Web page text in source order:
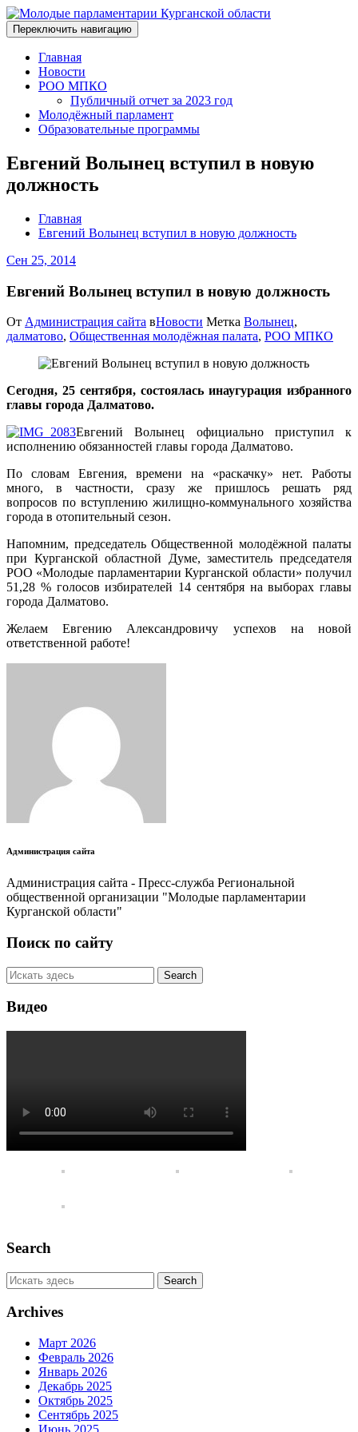
Переключить навигацию
Главная
Новости
РОО МПКО
Публичный отчет за 2023 год
Молодёжный парламент
Образовательные программы
Евгений Волынец вступил в новую
должность
Главная
Евгений Волынец вступил в новую должность
Сен 25, 2014
Евгений Волынец вступил в новую должность
От Администрация сайта вНовости Метка Волынец,
далматово, Общественная молодёжная палата, РОО МПКО
Сегодня, 25 сентября, состоялась инаугурация избранного
главы города Далматово.
Евгений Волынец официально приступил к
исполнению обязанностей главы города Далматово.
По словам Евгения, времени на «раскачку» нет. Работы
много, в частности, сразу же пришлось решать ряд
вопросов по вступлению жилищно-коммунального хозяйства
города в отопительный сезон.
Напомним, председатель Общественной молодёжной палаты
при Курганской областной Думе, заместитель председателя
РОО «Молодые парламентарии Курганской области» получил
51,28 % голосов избирателей 14 сентября на выборах главы
города Далматово.
Желаем Евгению Александровичу успехов на новой
ответственной работе!
Администрация сайта
Администрация сайта - Пресс-служба Региональной
общественной организации "Молодые парламентарии
Курганской области"
Поиск по сайту
Видео
Search
Archives
Март 2026
Февраль 2026
Январь 2026
Декабрь 2025
Октябрь 2025
Сентябрь 2025
Июнь 2025